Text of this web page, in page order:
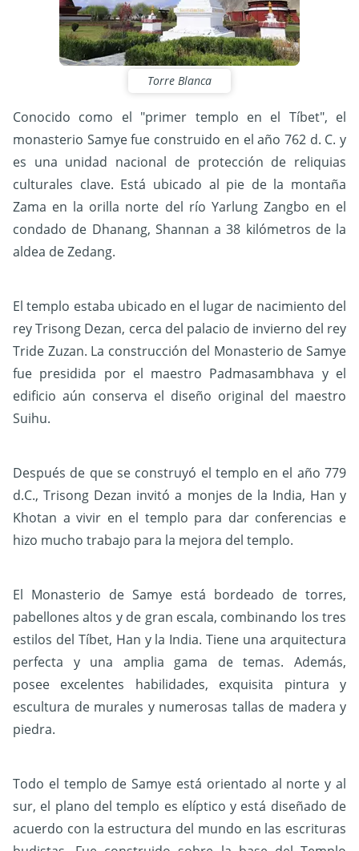
Torre Blanca
Conocido como el "primer templo en el Tíbet", el
monasterio Samye fue construido en el año 762 d. C. y
es una unidad nacional de protección de reliquias
culturales clave. Está ubicado al pie de la montaña
Zama en la orilla norte del río Yarlung Zangbo en el
condado de Dhanang, Shannan a 38 kilómetros de la
aldea de Zedang.
El templo estaba ubicado en el lugar de nacimiento del
rey Trisong Dezan, cerca del palacio de invierno del rey
Tride Zuzan. La construcción del Monasterio de Samye
fue presidida por el maestro Padmasambhava y el
edificio aún conserva el diseño original del maestro
Suihu.
Después de que se construyó el templo en el año 779
d.C., Trisong Dezan invitó a monjes de la India, Han y
Khotan a vivir en el templo para dar conferencias e
hizo mucho trabajo para la mejora del templo.
El Monasterio de Samye está bordeado de torres,
pabellones altos y de gran escala, combinando los tres
estilos del Tíbet, Han y la India. Tiene una arquitectura
perfecta y una amplia gama de temas. Además,
posee excelentes habilidades, exquisita pintura y
escultura de murales y numerosas tallas de madera y
piedra.
Todo el templo de Samye está orientado al norte y al
sur, el plano del templo es elíptico y está diseñado de
acuerdo con la estructura del mundo en las escrituras